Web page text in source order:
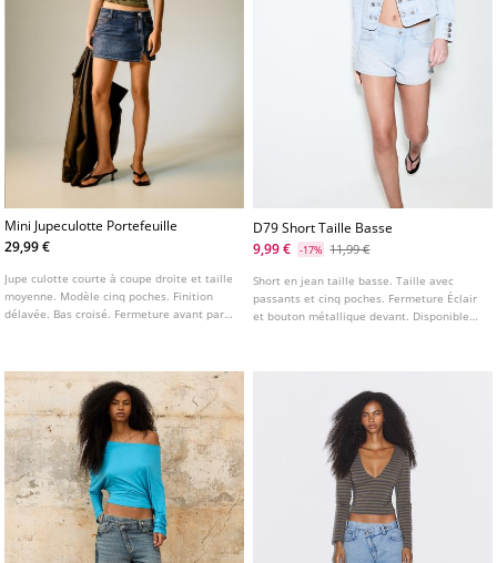
Mini Jupeculotte Portefeuille
29,99 €
Jupe culotte courte à coupe droite et taille
moyenne. Modèle cinq poches. Finition
délavée. Bas croisé. Fermeture avant par
D79 Short Taille Basse
9,99 €
-17% 11,99 €
Short en jean taille basse. Taille avec
passants et cinq poches. Fermeture Éclair
et bouton métallique devant. Disponible